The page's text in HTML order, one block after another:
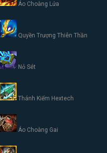
Áo Choàng Lửa
Quyền Trượng Thiên Thần
Nỏ Sét
Thánh Kiếm Hextech
Áo Choàng Gai